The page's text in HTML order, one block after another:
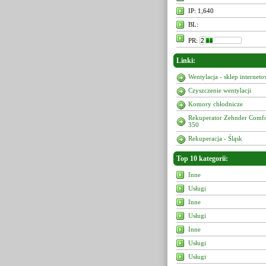
IP: 1,640
BL:
PR:
Linki:
Wentylacja - sklep
Czyszczenie wentylacji
Komory chłodnicze
Rekuperator Zehnder
350
Rekuperacja - Śląsk
Top 10 kategorii:
Inne
Usługi
Inne
Usługi
Inne
Usługi
Usługi